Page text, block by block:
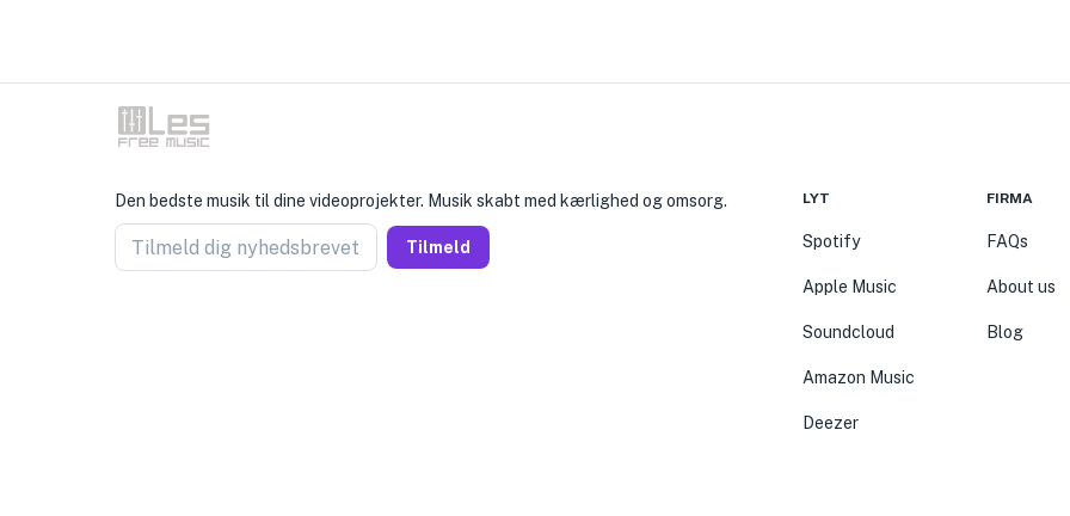
Den bedste musik til dine videoprojekter. Musik skabt med kærlighed og omsorg.
Tilmeld dig nyhedsbrevet Tilmeld
LYT
Spotify
Apple Music
Soundcloud
Amazon Music
Deezer
FIRMA
FAQs
About us
Blog